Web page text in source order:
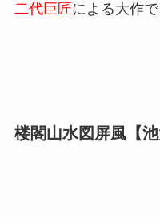
二代巨匠による大作
楼閣山水図屏風【池